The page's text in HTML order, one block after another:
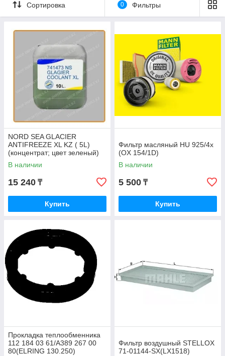
Сортировка 0 Фильтры
NORD SEA GLACIER
ANTIFREEZE XL KZ ( 5L)
(концентрат; цвет зеленый)
В наличии
15 240 ₸
Купить
Фильтр масляный HU 925/4x
(OX 154/1D)
В наличии
5 500 ₸
Купить
Прокладка теплообменника
112 184 03 61/A389 267 00
80(ELRING 130.250)
Фильтр воздушный STELLOX
71-01144-SX(LX1518)